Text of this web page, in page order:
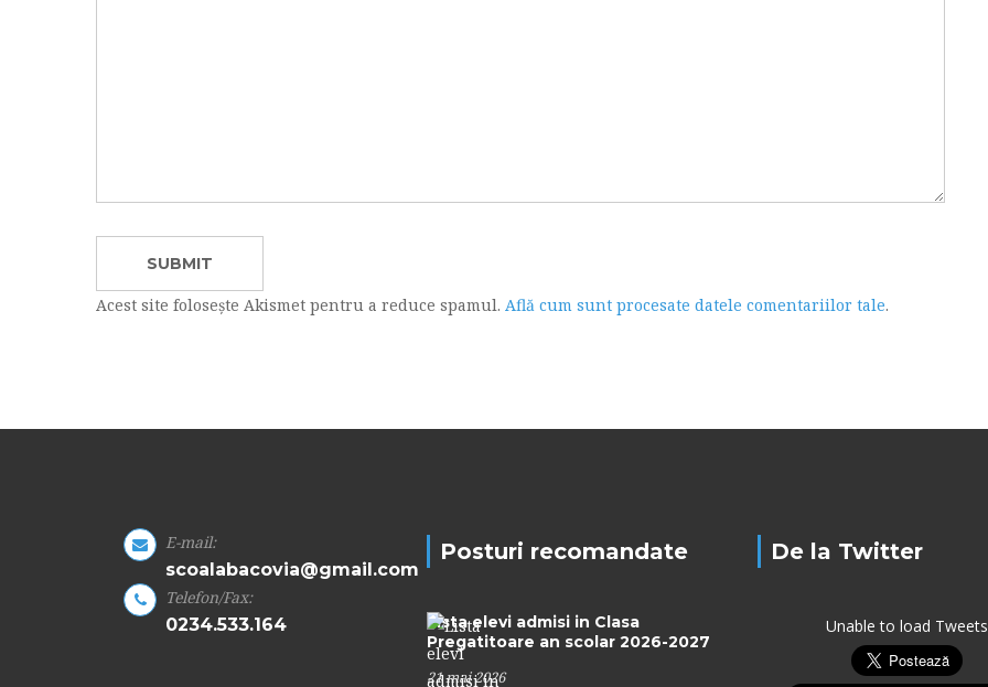
Acest site folosește Akismet pentru a reduce spamul. Află cum sunt procesate datele comentariilor tale.
E-mail:
scoalabacovia@gmail.com
Telefon/Fax:
0234.533.164
Posturi recomandate
Lista elevi admisi in Clasa
Pregatitoare an scolar 2026-2027
21 mai 2026
De la Twitter
Unable to load Tweets